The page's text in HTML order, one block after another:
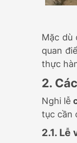
Mặc dù
quan
thực
2.
Nghi lễ
tục cần
2.1. Lễ